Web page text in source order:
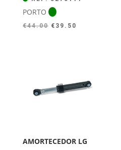
PORTO
€44.00 O
€ 39.50
AMORTECEDOR LG